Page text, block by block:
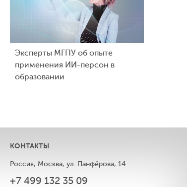
Эксперты МГПУ об опыте
применения ИИ-персон в
образовании
КОНТАКТЫ
Россия, Москва, ул. Панфёрова, 14
+7 499 132 35 09